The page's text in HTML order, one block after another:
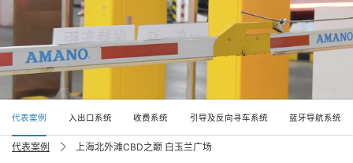
考勤事业
环境产品
解决方案
环境解决方案
停车场解决方案
公司概要
公司简介
企业发展
分公司信息
加入我们
联系我们
代表案例 入出口系统 收费系统 引导及反向寻车系统 蓝牙导航系统
代表案例 上海北外滩CBD之巅 白玉兰广场